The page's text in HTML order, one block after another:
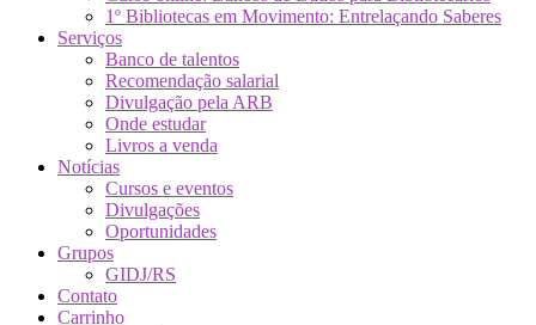
1º Bibliotecas em Movimento: Entrelaçando Saberes
Serviços
Banco de talentos
Recomendação salarial
Divulgação pela ARB
Onde estudar
Livros a venda
Notícias
Cursos e eventos
Divulgações
Oportunidades
Grupos
GIDJ/RS
Contato
Carrinho